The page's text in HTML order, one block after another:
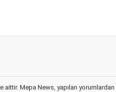
Mepa News, yapılan